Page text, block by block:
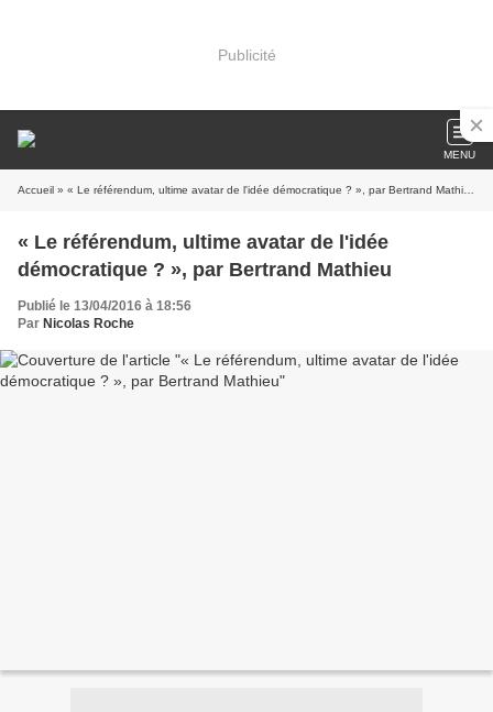
Publicité
MENU
Accueil » « Le référendum, ultime avatar de l'idée démocratique ? », par Bertrand Mathieu
« Le référendum, ultime avatar de l'idée
démocratique ? », par Bertrand Mathieu
Publié le 13/04/2016 à 18:56
Par Nicolas Roche